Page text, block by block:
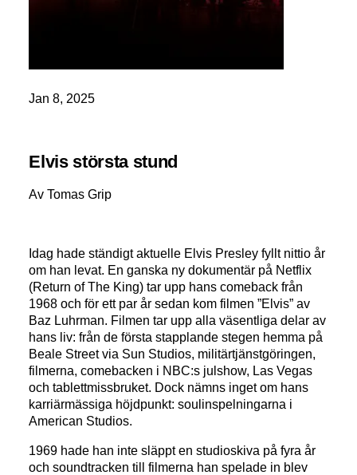
Jan 8, 2025
Elvis största stund
Av Tomas Grip
Idag hade ständigt aktuelle Elvis Presley fyllt nittio år
om han levat. En ganska ny dokumentär på Netflix
(Return of The King) tar upp hans comeback från
1968 och för ett par år sedan kom filmen ”Elvis” av
Baz Luhrman. Filmen tar upp alla väsentliga delar av
hans liv: från de första stapplande stegen hemma på
Beale Street via Sun Studios, militärtjänstgöringen,
filmerna, comebacken i NBC:s julshow, Las Vegas
och tablettmissbruket. Dock nämns inget om hans
karriärmässiga höjdpunkt: soulinspelningarna i
American Studios.
1969 hade han inte släppt en studioskiva på fyra år
och soundtracken till filmerna han spelade in blev